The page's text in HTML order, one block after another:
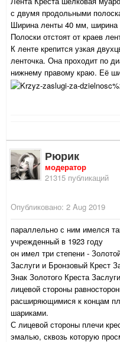
с двумя продольными
Ширина ленты 40 мм, ширина
Полоски отстоят от краев
К ленте крепится узкая
ленточка. Она проходит по
нижнему правому краю. Её
Рюрик
модератор
21315 публикаций
Опубликовано: 2 Aug 2019
параллельно с ним имелся
учрежденный в 1923 году
он имел три степени -
Заслуги и Бронзовый Крест
Знак Золотого Креста
лицевой стороны
расширяющимися к концам
шариками.
С лицевой стороны плечи
эмалью, сквозь которую